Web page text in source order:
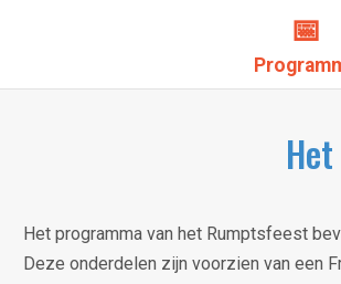
📅
Het programma van het Rumptsfeest
Deze onderdelen zijn voorzien van een